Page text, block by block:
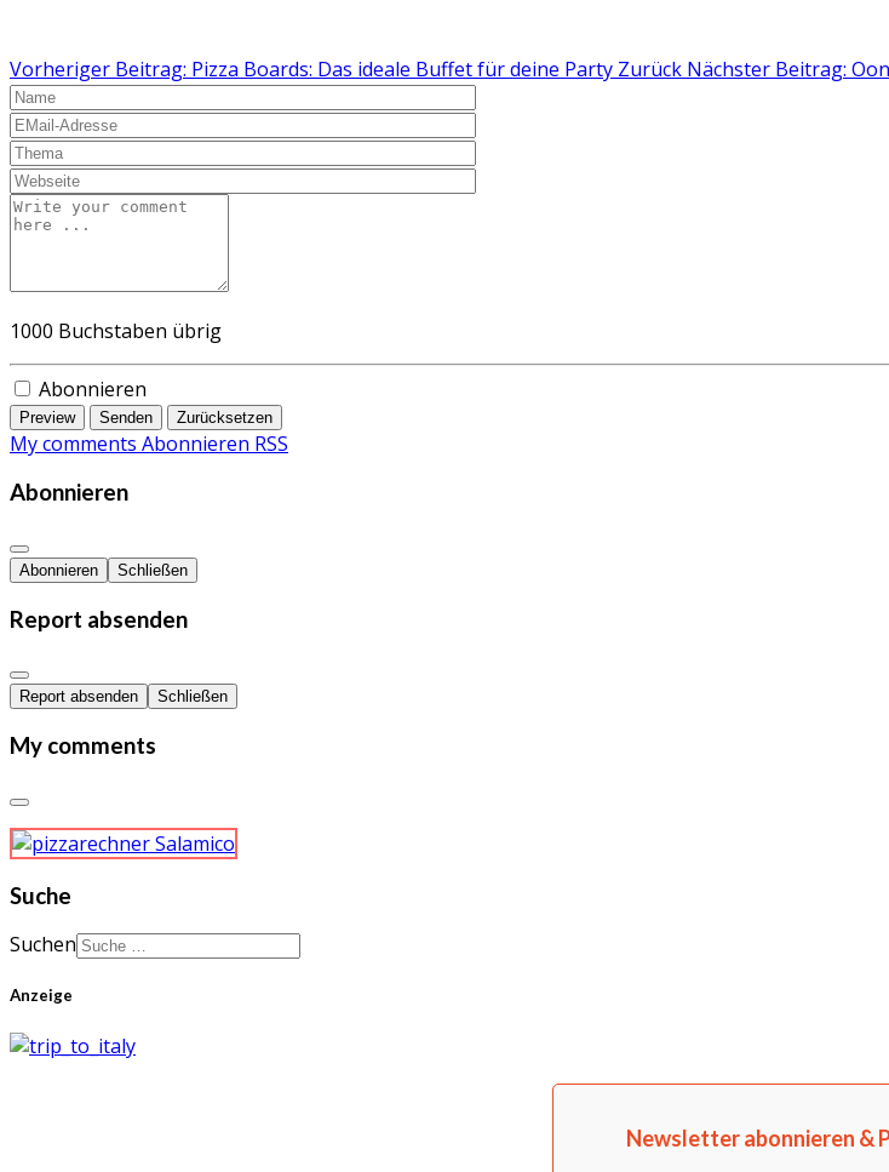
Vorheriger Beitrag: Pizza Boards: Das ideale Buffet für deine Party Zurück Nächster Beitrag:
1000 Buchstaben übrig
Abonnieren
Preview Senden Zurücksetzen
My comments Abonnieren RSS
Abonnieren
Abonnieren Schließen
Report absenden
Report absenden Schließen
My comments
Suche
Suchen
Anzeige
Newsletter abonnieren &